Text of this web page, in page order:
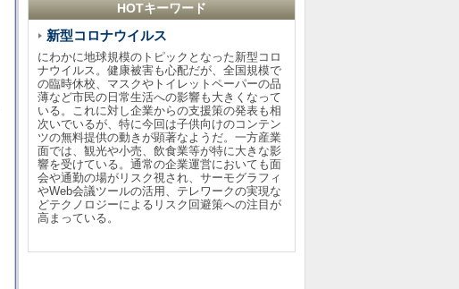
HOTキーワード
新型コロナウイルス
にわかに地球規模のトピックとなった新型コロ
ナウイルス。健康被害も心配だが、全国規模で
の臨時休校、マスクやトイレットペーパーの品
薄など市民の日常生活への影響も大きくなって
いる。これに対し企業からの支援策の発表も相
次いでいるが、特に今回は子供向けのコンテン
ツの無料提供の動きが顕著なようだ。一方産業
面では、観光や小売、飲食業等が特に大きな影
響を受けている。通常の企業運営においても面
会や通勤の場がリスク視され、サーモグラフィ
やWeb会議ツールの活用、テレワークの実現な
どテクノロジーによるリスク回避策への注目が
高まっている。